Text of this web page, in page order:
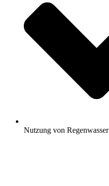
Nutzung von Regenwasser